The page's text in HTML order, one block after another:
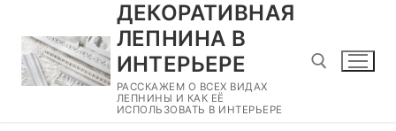
содержимому
ДЕКОРАТИВНАЯ
ЛЕПНИНА В
ИНТЕРЬЕРЕ
РАССКАЖЕМ О ВСЕХ ВИДАХ
ЛЕПНИНЫ И КАК ЕЁ
ИСПОЛЬЗОВАТЬ В ИНТЕРЬЕРЕ